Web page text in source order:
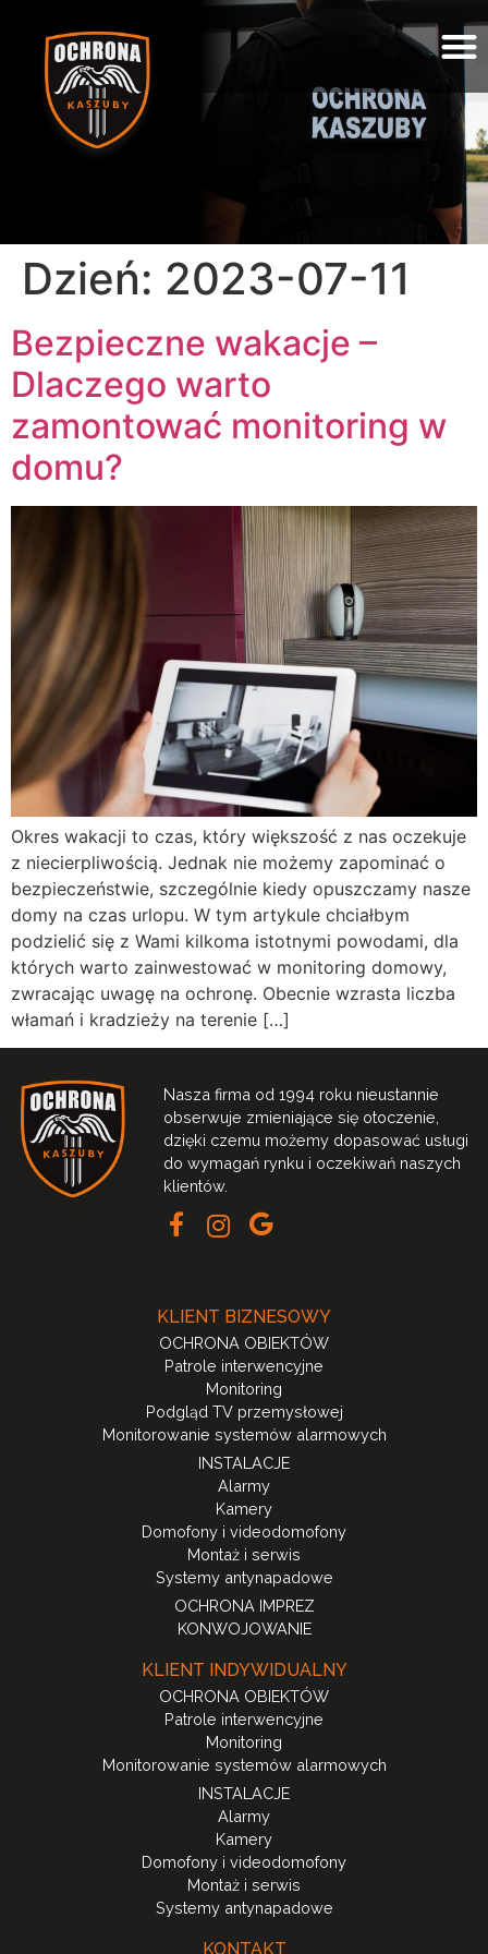
Dzień: 2023-07-11
Bezpieczne wakacje –
Dlaczego warto
zamontować monitoring w
domu?
Okres wakacji to czas, który większość z nas oczekuje
z niecierpliwością. Jednak nie możemy zapominać o
bezpieczeństwie, szczególnie kiedy opuszczamy nasze
domy na czas urlopu. W tym artykule chciałbym
podzielić się z Wami kilkoma istotnymi powodami, dla
których warto zainwestować w monitoring domowy,
zwracając uwagę na ochronę. Obecnie wzrasta liczba
włamań i kradzieży na terenie […]
Nasza firma od 1994 roku nieustannie
obserwuje zmieniające się otoczenie,
dzięki czemu możemy dopasować usługi
do wymagań rynku i oczekiwań naszych
klientów.
KLIENT BIZNESOWY
OCHRONA OBIEKTÓW
Patrole interwencyjne
Monitoring
Podgląd TV przemysłowej
Monitorowanie systemów alarmowych
INSTALACJE
Alarmy
Kamery
Domofony i videodomofony
Montaż i serwis
Systemy antynapadowe
OCHRONA IMPREZ
KONWOJOWANIE
KLIENT INDYWIDUALNY
OCHRONA OBIEKTÓW
Patrole interwencyjne
Monitoring
Monitorowanie systemów alarmowych
INSTALACJE
Alarmy
Kamery
Domofony i videodomofony
Montaż i serwis
Systemy antynapadowe
KONTAKT